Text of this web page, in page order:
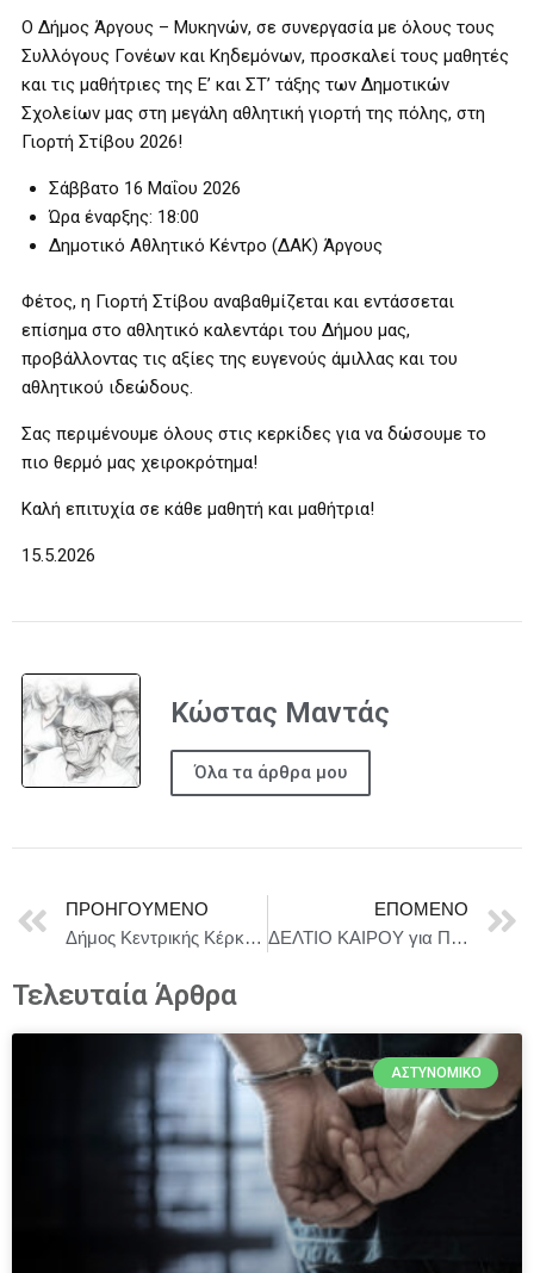
Ο Δήμος Άργους – Μυκηνών, σε συνεργασία με όλους τους
Συλλόγους Γονέων και Κηδεμόνων, προσκαλεί τους μαθητές
και τις μαθήτριες της Ε’ και ΣΤ’ τάξης των Δημοτικών
Σχολείων μας στη μεγάλη αθλητική γιορτή της πόλης, στη
Γιορτή Στίβου 2026!
Σάββατο 16 Μαΐου 2026
Ώρα έναρξης: 18:00
Δημοτικό Αθλητικό Κέντρο (ΔΑΚ) Άργους
Φέτος, η Γιορτή Στίβου αναβαθμίζεται και εντάσσεται
επίσημα στο αθλητικό καλεντάρι του Δήμου μας,
προβάλλοντας τις αξίες της ευγενούς άμιλλας και του
αθλητικού ιδεώδους.
Σας περιμένουμε όλους στις κερκίδες για να δώσουμε το
πιο θερμό μας χειροκρότημα!
Καλή επιτυχία σε κάθε μαθητή και μαθήτρια!
15.5.2026
Κώστας Μαντάς
Όλα τα άρθρα μου
ΠΡΟΗΓΟΎΜΕΝΟ
Δήμος Κεντρικής Κέρκυρας και Διαποντίων Νήσων : Δημοπρατείται η αποκατάσταση του Σχολικού Συγκροτήματος ΕΠΑΛ Μαντουκίου
ΕΠΌΜΕΝΟ
ΔΕΛΤΙΟ ΚΑΙΡΟΥ για Παρασκευή 15/5
Τελευταία Άρθρα
ΑΣΤΥΝΟΜΙΚΌ